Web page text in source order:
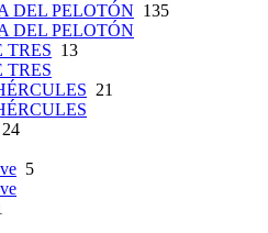
DEL PELOTÓN 135
DEL PELOTÓN
TRES 13
TRES
21
24
5